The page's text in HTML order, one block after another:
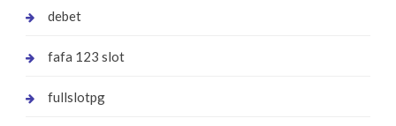
debet
fafa 123 slot
fullslotpg